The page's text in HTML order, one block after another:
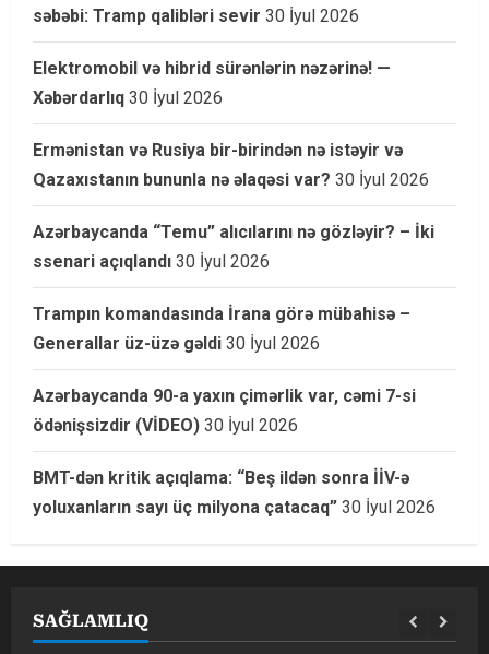
səbəbi: Tramp qalibləri sevir 30 İyul 2026
Elektromobil və hibrid sürənlərin nəzərinə! —
Xəbərdarlıq 30 İyul 2026
Ermənistan və Rusiya bir-birindən nə istəyir və
Qazaxıstanın bununla nə əlaqəsi var? 30 İyul 2026
Azərbaycanda “Temu” alıcılarını nə gözləyir? – İki
ssenari açıqlandı 30 İyul 2026
Trampın komandasında İrana görə mübahisə –
Generallar üz-üzə gəldi 30 İyul 2026
Azərbaycanda 90-a yaxın çimərlik var, cəmi 7-si
ödənişsizdir (VİDEO) 30 İyul 2026
BMT-dən kritik açıqlama: “Beş ildən sonra İİV-ə
yoluxanların sayı üç milyona çatacaq” 30 İyul 2026
SAĞLAMLIQ